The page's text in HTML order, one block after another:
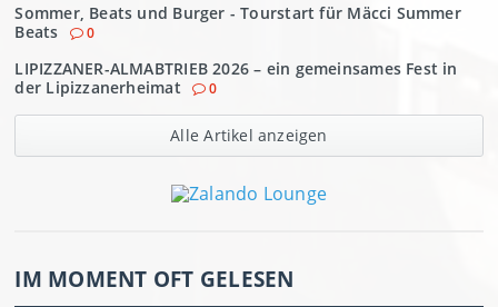
Sommer, Beats und Burger - Tourstart für Mäcci Summer
Beats
0
LIPIZZANER-ALMABTRIEB 2026 – ein gemeinsames Fest in
der Lipizzanerheimat
0
Alle Artikel anzeigen
IM MOMENT OFT GELESEN